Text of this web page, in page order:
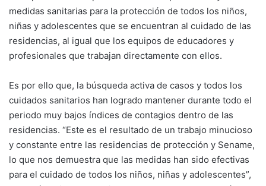
medidas sanitarias para la protección de todos los niños,
niñas y adolescentes que se encuentran al cuidado de las
residencias, al igual que los equipos de educadores y
profesionales que trabajan directamente con ellos.
Es por ello que, la búsqueda activa de casos y todos los
cuidados sanitarios han logrado mantener durante todo el
periodo muy bajos índices de contagios dentro de las
residencias. “Este es el resultado de un trabajo minucioso
y constante entre las residencias de protección y Sename,
lo que nos demuestra que las medidas han sido efectivas
para el cuidado de todos los niños, niñas y adolescentes”,